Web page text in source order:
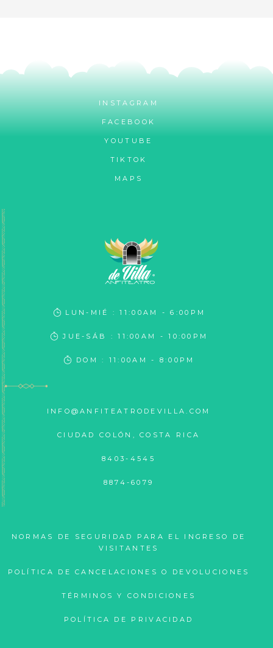
INSTAGRAM
FACEBOOK
YOUTUBE
TIKTOK
MAPS
LUN-MIÉ : 11:00AM - 6:00PM
JUE-SÁB : 11:00AM - 10:00PM
DOM : 11:00AM - 8:00PM
INFO@ANFITEATRODEVILLA.COM
CIUDAD COLÓN, COSTA RICA
8403-4545
8874-6079
NORMAS DE SEGURIDAD PARA EL INGRESO DE
VISITANTES
POLÍTICA DE CANCELACIONES O DEVOLUCIONES
TÉRMINOS Y CONDICIONES
POLÍTICA DE PRIVACIDAD